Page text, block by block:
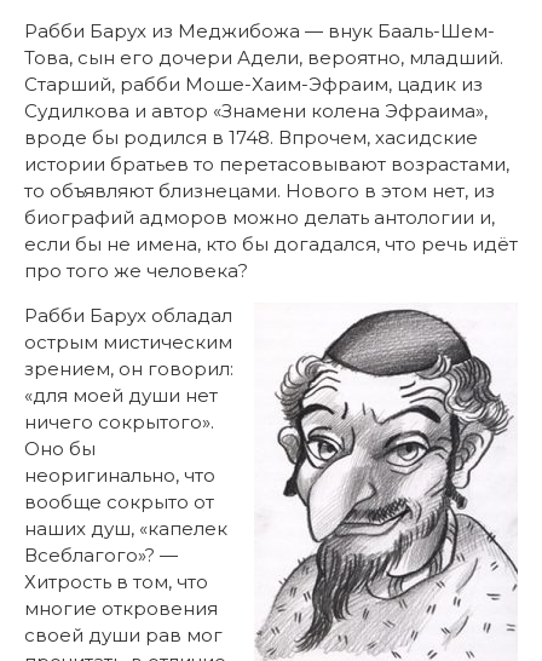
Рабби Барух из Меджибожа — внук Бааль-Шем-
Това, сын его дочери Адели, вероятно, младший.
Старший, рабби Моше-Хаим-Эфраим, цадик из
Судилкова и автор «Знамени колена Эфраима»,
вроде бы родился в 1748. Впрочем, хасидские
истории братьев то перетасовывают возрастами,
то объявляют близнецами. Нового в этом нет, из
биографий адморов можно делать антологии и,
если бы не имена, кто бы догадался, что речь идёт
про того же человека?
Рабби Барух обладал
острым мистическим
зрением, он говорил:
«для моей души нет
ничего сокрытого».
Оно бы
неоригинально, что
вообще сокрыто от
наших душ, «капелек
Всеблагого»? —
Хитрость в том, что
многие откровения
своей души рав мог